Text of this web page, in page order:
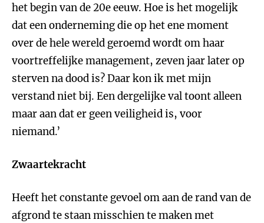
het begin van de 20e eeuw. Hoe is het mogelijk
dat een onderneming die op het ene moment
over de hele wereld geroemd wordt om haar
voortreffelijke management, zeven jaar later op
sterven na dood is? Daar kon ik met mijn
verstand niet bij. Een dergelijke val toont alleen
maar aan dat er geen veiligheid is, voor
niemand.’
Zwaartekracht
Heeft het constante gevoelom aan de rand van de
afgrond te staan misschien te maken met